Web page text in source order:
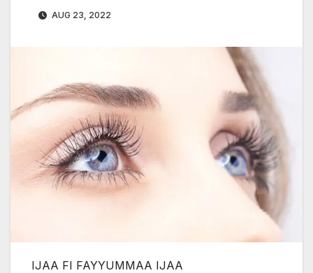
AUG 23, 2022
IJAA FI FAYYUMMAA IJAA